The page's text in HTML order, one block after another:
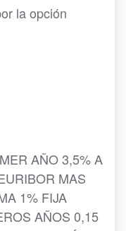
la opción
AÑO 3,5% A
MAS
1% FIJA
AÑOS 0,15